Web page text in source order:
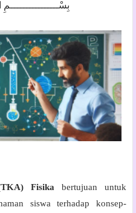
Fisika bertujuan untuk
siswa terhadap konsep-